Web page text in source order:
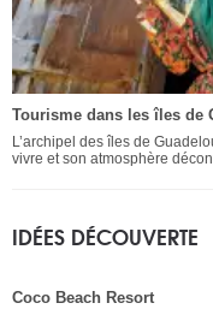
Tourisme dans les îles de
L’archipel des îles de
vivre et son atmosphère
IDÉES DÉCOUVERTE
Coco Beach Resort